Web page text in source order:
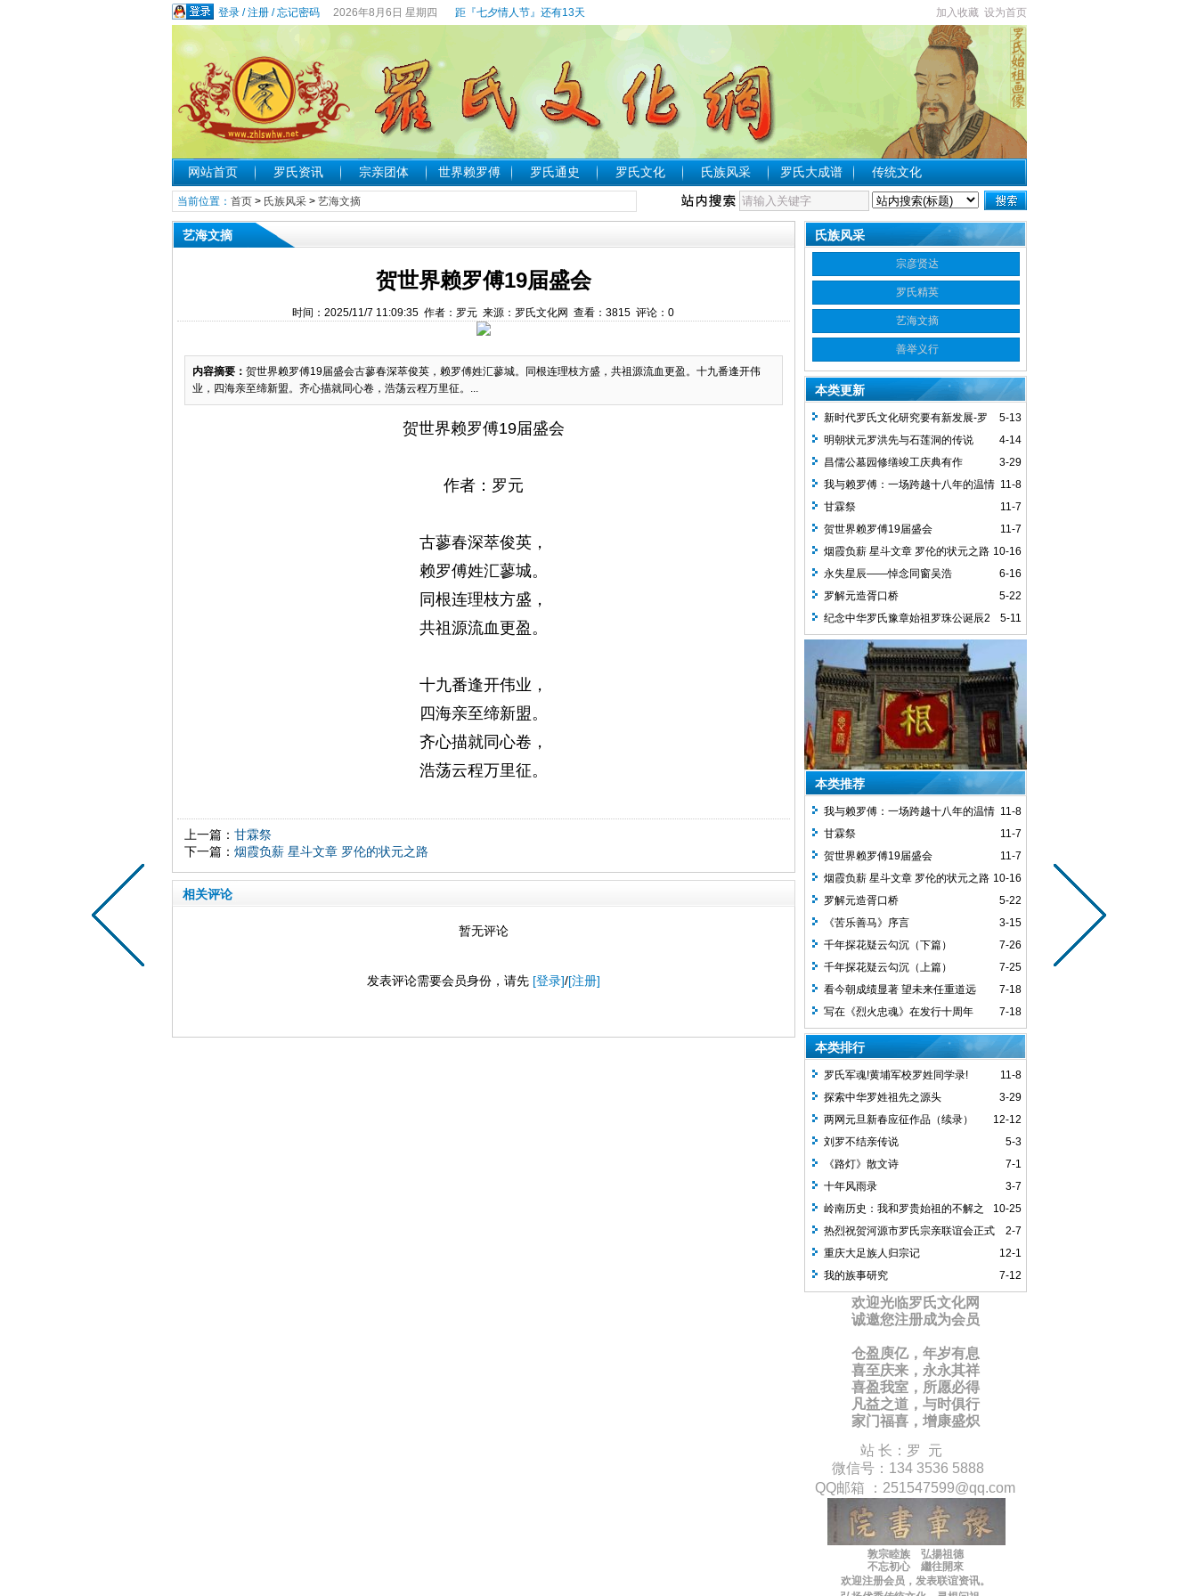
登录/注册/忘记密码 2026年8月6日 星期四 距『七夕情人节』还有13天 加入收藏 设为首页
网站首页 罗氏资讯 宗亲团体 世界赖罗傅 罗氏通史 罗氏文化 氏族风采 罗氏大成谱 传统文化
当前位置： 首页> 氏族风采> 艺海文摘
艺海文摘
贺世界赖罗傅19届盛会
时间：2025/11/7 11:09:35 作者：罗元 来源：罗氏文化网 查看： 3815 评论： 0
内容摘要： 贺世界赖罗傅19届盛会古蓼春深萃俊英，赖罗傅姓汇蓼城。同根连理枝方盛，共祖源流血更盈。十九番逢开伟
业，四海亲至缔新盟。齐心描就同心卷，浩荡云程万里征。...
贺世界赖罗傅19届盛会
作者：罗元
古蓼春深萃俊英，
赖罗傅姓汇蓼城。
同根连理枝方盛，
共祖源流血更盈。
十九番逢开伟业，
四海亲至缔新盟。
齐心描就同心卷，
浩荡云程万里征。
上一篇： 甘霖祭
下一篇： 烟霞负薪 星斗文章 罗伦的状元之路
相关评论
暂无评论
发表评论需要会员身份，请先 [登录]/[注册]
氏族风采
宗彦贤达
罗氏精英
艺海文摘
善举义行
本类更新
5-13
新时代罗氏文化研究要有新发展-罗
义贤
4-14
明朝状元罗洪先与石莲洞的传说
3-29
昌儒公墓园修缮竣工庆典有作
11-8
我与赖罗傅：一场跨越十八年的温情
回望
11-7
甘霖祭
11-7
贺世界赖罗傅19届盛会
10-16
烟霞负薪 星斗文章 罗伦的状元之路
6-16
永失星辰——悼念同窗吴浩
5-22
罗解元造胥口桥
5-11
纪念中华罗氏豫章始祖罗珠公诞辰2
本类推荐
11-8
我与赖罗傅：一场跨越十八年的温情
回望
11-7
甘霖祭
11-7
贺世界赖罗傅19届盛会
10-16
烟霞负薪 星斗文章 罗伦的状元之路
5-22
罗解元造胥口桥
3-15
《苦乐善马》序言
7-26
千年探花疑云勾沉（下篇）
7-25
千年探花疑云勾沉（上篇）
7-18
看今朝成绩显著 望未来任重道远
7-18
写在《烈火忠魂》在发行十周年
本类排行
11-8
罗氏军魂!黄埔军校罗姓同学录!
3-29
探索中华罗姓祖先之源头
12-12
两网元旦新春应征作品（续录）
5-3
刘罗不结亲传说
7-1
《路灯》散文诗
3-7
十年风雨录
10-25
岭南历史：我和罗贵始祖的不解之
缘
2-7
热烈祝贺河源市罗氏宗亲联谊会正式
成立
12-1
重庆大足族人归宗记
7-12
我的族事研究
欢迎光临罗氏文化网
诚邀您注册成为会员
仓盈庾亿，年岁有息
喜至庆来，永永其祥
喜盈我室，所愿必得
凡益之道，与时俱行
家门福喜，增康盛炽
站 长：罗 元
微信号：134 3536 5888
QQ邮箱 ： 251547599@qq.com
敦宗睦族 弘揚祖德
不忘初心 繼往開來
欢迎注册会员， 发表联谊资讯。